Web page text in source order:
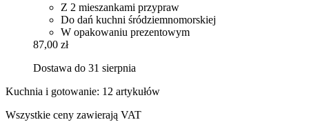
Z 2 mieszankami przypraw
Do dań kuchni śródziemnomorskiej
W opakowaniu prezentowym
87,00 zł
Dostawa do 31 sierpnia
Kuchnia i gotowanie: 12 artykułów
Wszystkie ceny zawierają VAT